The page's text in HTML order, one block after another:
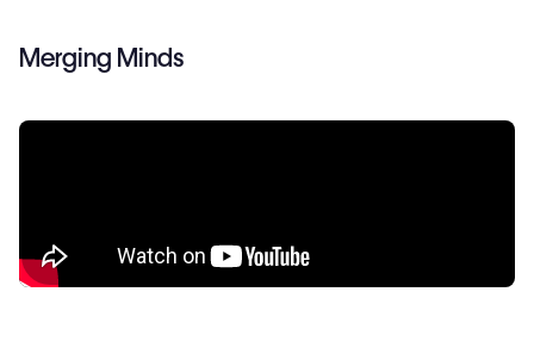
Merging Minds